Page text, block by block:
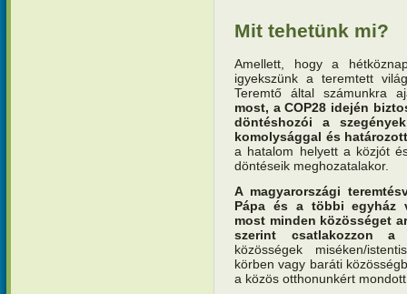
Mit tehetünk mi?
Amellett, hogy a
igyekszünk a teremtett
Teremtő által számunkra
most, a COP28 idején
döntéshozói a
komolysággal és
a hatalom helyett a közjót
döntéseik meghozatalakor.
A magyarországi
Pápa és a többi egyház
most minden közösséget
szerint csatlakozzon a
közösségek miséken/
körben vagy baráti
a közös otthonunkért